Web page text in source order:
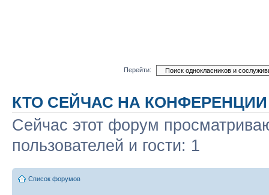
Перейти:
КТО СЕЙЧАС НА КОНФЕРЕНЦИИ
Сейчас этот форум
пользователей и гости: 1
Список форумов